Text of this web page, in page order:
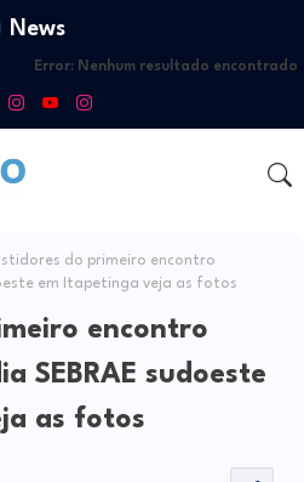
News
Error: Nenhum resultado encontrado
do primeiro encontro
em Itapetinga veja as fotos
encontro
SEBRAE sudoeste
as fotos